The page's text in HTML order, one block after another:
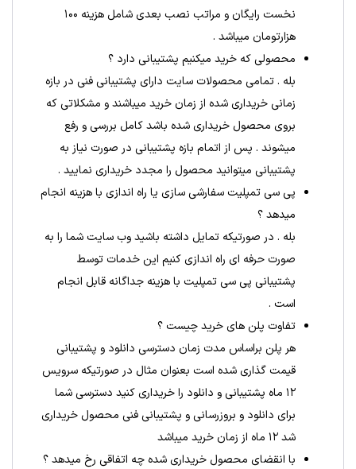
نخست رایگان و مراتب نصب بعدی شامل هزینه ۱۰۰
هزارتومان میباشد .
محصولی که خرید میکنیم پشتیبانی دارد ؟
بله . تمامی محصولات سایت دارای پشتیبانی فنی در بازه
زمانی خریداری شده از زمان خرید میباشند و مشکلاتی که
بروی محصول خریداری شده باشد کامل بررسی و رفع
میشوند . پس از اتمام بازه پشتیبانی در صورت نیاز به
پشتیبانی میتوانید محصول را مجدد خریداری نمایید .
پی سی تمپلیت سفارشی سازی یا راه اندازی با هزینه انجام
میدهد ؟
بله . در صورتیکه تمایل داشته باشید وب سایت شما را به
صورت حرفه ای راه اندازی کنیم این خدمات توسط
پشتیبانی پی سی تمپلیت با هزینه جداگانه قابل انجام
است .
تفاوت پلن های خرید چیست ؟
هر پلن براساس مدت زمان دسترسی دانلود و پشتیبانی
قیمت گذاری شده است بعنوان مثال در صورتیکه سرویس
۱۲ ماه پشتیبانی و دانلود را خریداری کنید دسترسی شما
برای دانلود و بروزرسانی و پشتیبانی فنی محصول خریداری
شد ۱۲ ماه از زمان خرید میباشد
با انقضای محصول خریداری شده چه اتفاقی رخ میدهد ؟